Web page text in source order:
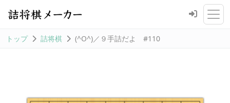
トップ 詰将棋 (^O^)／９手詰だよ #110